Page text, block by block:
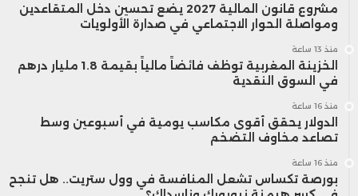
مشروع قانون المالية 2027 يضع تحسين دخل المتقاعدين
ومواصلة الحوار الاجتماعي في صدارة الأولويات
منذ 13 ساعة
الخزينة المغربية توظف فائضاً مالياً بقيمة 1.8 مليار درهم
في السوق النقدية
منذ 16 ساعة
الدولار يحقق أقوى مكاسب يومية في أسبوعين وسط
تصاعد مخاوف التضخم
منذ 16 ساعة
بورصة تكساس تشعل المنافسة في وول ستريت.. هل تنجح